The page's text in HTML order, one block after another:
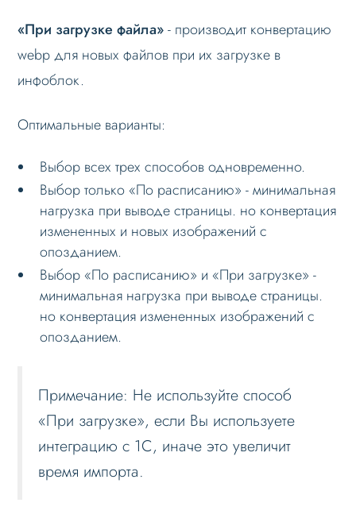
«При загрузке файла»- производит конвертацию
webp для новых файлов при их загрузке в
инфоблок.
Оптимальные варианты:
Выбор всех трех способов одновременно.
Выбор только «По расписанию» - минимальная
нагрузка при выводе страницы. но конвертация
измененных и новых изображений с
опозданием.
Выбор «По расписанию» и «При загрузке» -
минимальная нагрузка при выводе страницы.
но конвертация измененных изображений с
опозданием.
Примечание: Не используйте способ
«При загрузке», если Вы используете
интеграцию с 1С, иначе это увеличит
время импорта.